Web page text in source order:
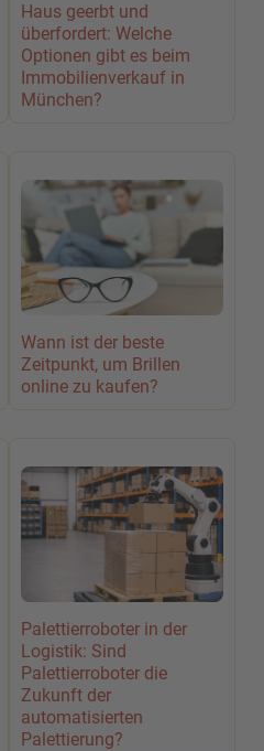
Haus geerbt und
überfordert: Welche
Optionen gibt es beim
Immobilienverkauf in
München?
Wann ist der beste
Zeitpunkt, um Brillen
online zu kaufen?
Palettierroboter in der
Logistik: Sind
Palettierroboter die
Zukunft der
automatisierten
Palettierung?